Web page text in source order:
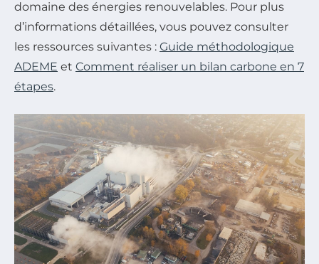
domaine des énergies renouvelables. Pour plus
d’informations détaillées, vous pouvez consulter
les ressources suivantes : Guide méthodologique
ADEME et Comment réaliser un bilan carbone en 7
étapes.